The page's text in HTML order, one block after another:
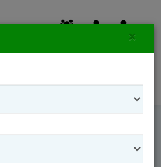
Bouquet
×